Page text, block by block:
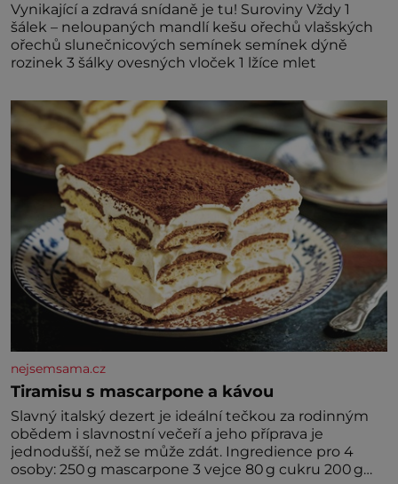
Vynikající a zdravá snídaně je tu! Suroviny Vždy 1
šálek – neloupaných mandlí kešu ořechů vlašských
ořechů slunečnicových semínek semínek dýně
rozinek 3 šálky ovesných vloček 1 lžíce mlet
nejsemsama.cz
Tiramisu s mascarpone a kávou
Slavný italský dezert je ideální tečkou za rodinným
obědem i slavnostní večeří a jeho příprava je
jednodušší, než se může zdát. Ingredience pro 4
osoby: 250 g mascarpone 3 vejce 80 g cukru 200 g